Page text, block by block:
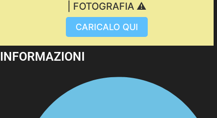
| FOTOGRAFIA ⚠️
CARICALO QUI
INFORMAZIONI